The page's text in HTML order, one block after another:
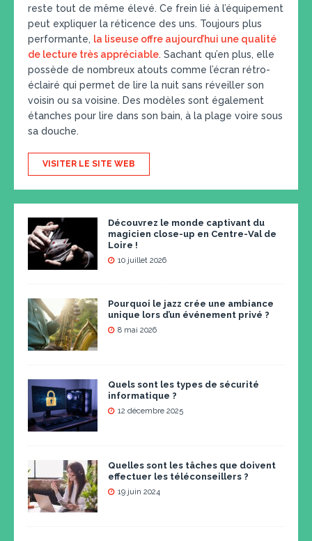
reste tout de même élevé. Ce frein lié à l’équipement
peut expliquer la réticence des uns. Toujours plus
performante, la liseuse offre aujourd’hui une qualité
de lecture très appréciable. Sachant qu’en plus, elle
possède de nombreux atouts comme l’écran rétro-
éclairé qui permet de lire la nuit sans réveiller son
voisin ou sa voisine. Des modèles sont également
étanches pour lire dans son bain, à la plage voire sous
sa douche.
VISITER LE SITE WEB
Découvrez le monde captivant du
magicien close-up en Centre-Val de
Loire !
10 juillet 2026
Pourquoi le jazz crée une ambiance
unique lors d’un événement privé ?
8 mai 2026
Quels sont les types de sécurité
informatique ?
12 décembre 2025
Quelles sont les tâches que doivent
effectuer les téléconseillers ?
19 juin 2024